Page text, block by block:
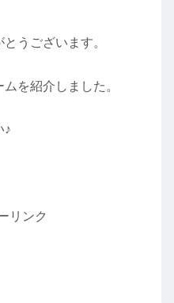
うございます。
を紹介しました。
♪
リンク